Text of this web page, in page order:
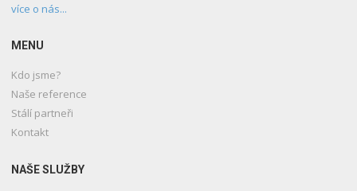
více o nás...
MENU
Kdo jsme?
Naše reference
Stálí partneři
Kontakt
NAŠE SLUŽBY